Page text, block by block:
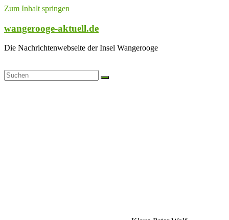
Zum Inhalt springen
wangerooge-aktuell.de
Die Nachrichtenwebseite der Insel Wangerooge